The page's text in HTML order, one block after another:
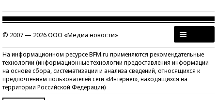
© 2007 — 2026 ООО «Медиа новости»
На информационном ресурсе BFM.ru применяются рекомендательные
технологии (информационные технологии предоставления информации
на основе сбора, систематизации и анализа сведений, относящихся к
предпочтениям пользователей сети «Интернет», находящихся на
территории Российской Федерации)